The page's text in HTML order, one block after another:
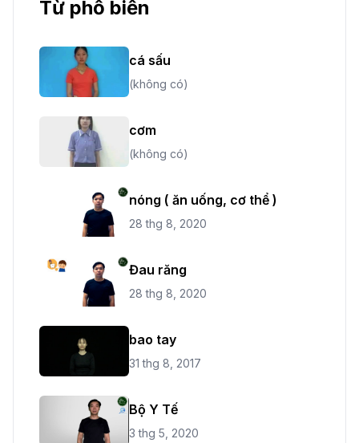
Từ phổ biến
cá sấu
(không có)
cơm
(không có)
nóng ( ăn uống, cơ thể )
28 thg 8, 2020
Đau răng
28 thg 8, 2020
bao tay
31 thg 8, 2017
Bộ Y Tế
3 thg 5, 2020